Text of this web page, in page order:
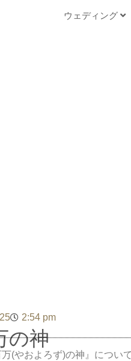
ウェディング
2:54 pm
の神
(やおよろず)の神』につい